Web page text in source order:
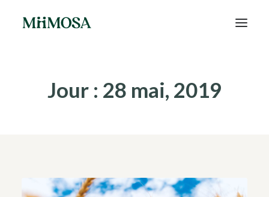
ÉpargneJour : 28 mai, 2019